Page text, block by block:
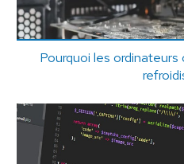
Pourquoi les